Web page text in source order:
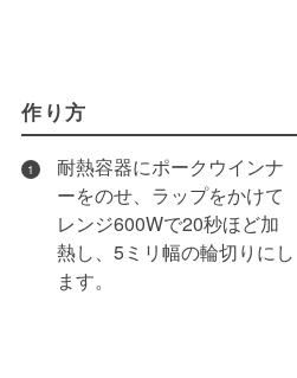
作り方
1
耐熱容器にポークウインナ
ーをのせ、ラップをかけて
レンジ600Wで20秒ほど加
熱し、5ミリ幅の輪切りにし
ます。